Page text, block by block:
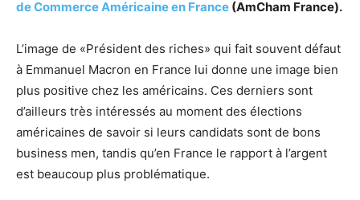
de Commerce Américaine en France (AmCham France).
L’image de «Président des riches» qui fait souvent défaut
à Emmanuel Macron en France lui donne une image bien
plus positive chez les américains. Ces derniers sont
d’ailleurs très intéressés au moment des élections
américaines de savoir si leurs candidats sont de bons
business men, tandis qu’en France le rapport à l’argent
est beaucoup plus problématique.